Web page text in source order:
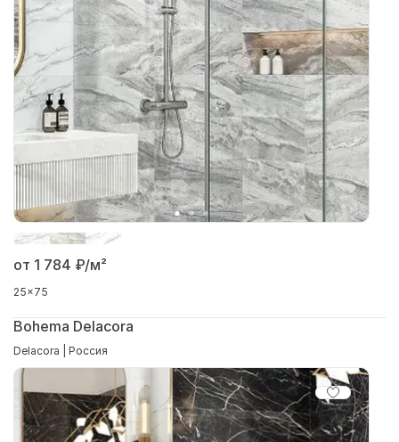
от 1 784 ₽/м²
25x75
Bohema Delacora
Delacora | Россия